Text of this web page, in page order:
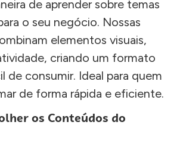
de aprender sobre temas
o seu negócio. Nossas
elementos visuais,
criando um formato
de consumir. Ideal para quem
de forma rápida e eficiente.
os Conteúdos do